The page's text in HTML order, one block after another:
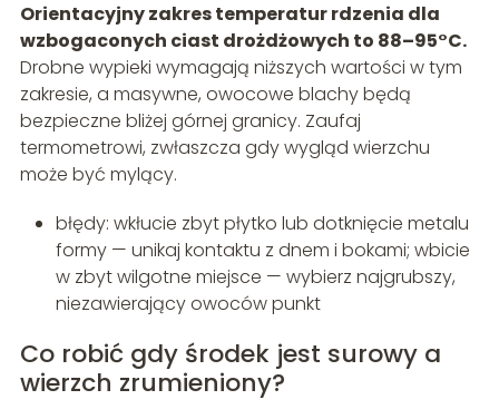
Orientacyjny zakres temperatur rdzenia dla
wzbogaconych ciast drożdżowych to 88–95°C.
Drobne wypieki wymagają niższych wartości w tym
zakresie, a masywne, owocowe blachy będą
bezpieczne bliżej górnej granicy. Zaufaj
termometrowi, zwłaszcza gdy wygląd wierzchu
może być mylący.
błędy: wkłucie zbyt płytko lub dotknięcie metalu
formy — unikaj kontaktu z dnem i bokami; wbicie
w zbyt wilgotne miejsce — wybierz najgrubszy,
niezawierający owoców punkt
Co robić gdy środek jest surowy a
wierzch zrumieniony?